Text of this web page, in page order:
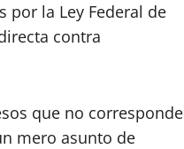
por la Ley Federal de
contra
que no
mero asunto de